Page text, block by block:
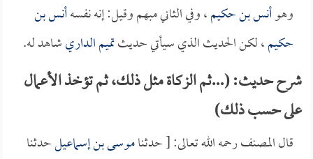
وهوأنس بن حكيم، وفي الثاني مبهم وقيل: إنه نفسهأنس بن
حكيم، لكن الحديث الذي سيأتي حديثتميم الداريشاهد له.
شرح حديث: (...ثم الزكاة مثل ذلك، ثم تؤخذ الأعمال
على حسب ذلك)
قال المصنف رحمه الله تعالى: [ حدثناموسى بن إسماعيلحدثنا